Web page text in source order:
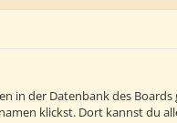
in der Datenbank des
klickst. Dort kannst du